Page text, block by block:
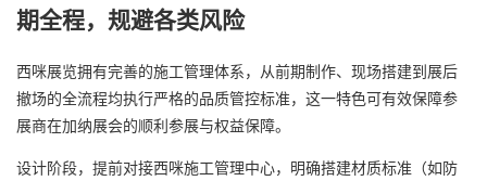
期全程，规避各类风险
西咪展览拥有完善的施工管理体系，从前期制作、现场搭建到展后
撤场的全流程均执行严格的品质管控标准，这一特色可有效保障参
展商在加纳展会的顺利参展与权益保障。
设计阶段，提前对接西咪施工管理中心，明确搭建材质标准（如防